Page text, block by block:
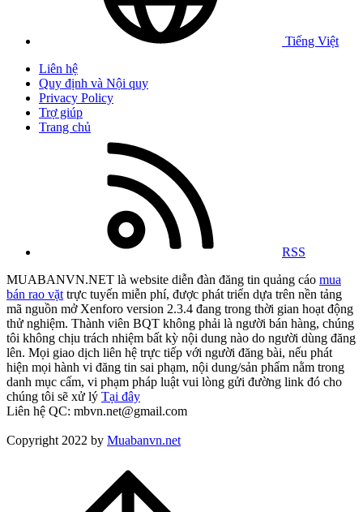
Tiếng Việt
Liên hệ
Quy định và Nội quy
Privacy Policy
Trợ giúp
Trang chủ
RSS
MUABANVN.NET là website diễn đàn đăng tin quảng cáo mua
bán rao vặt trực tuyến miễn phí, được phát triển dựa trên nền tảng
mã nguồn mở Xenforo version 2.3.4 đang trong thời gian hoạt động
thử nghiệm. Thành viên BQT không phải là người bán hàng, chúng
tôi không chịu trách nhiệm bất kỳ nội dung nào do người dùng đăng
lên. Mọi giao dịch liên hệ trực tiếp với người đăng bài, nếu phát
hiện mọi hành vi đăng tin sai phạm, nội dung/sản phẩm nằm trong
danh mục cấm, vi phạm pháp luật vui lòng gửi đường link đó cho
chúng tôi sẽ xử lý Tại đây
Liên hệ QC: mbvn.net@gmail.com
Copyright 2022 by Muabanvn.net